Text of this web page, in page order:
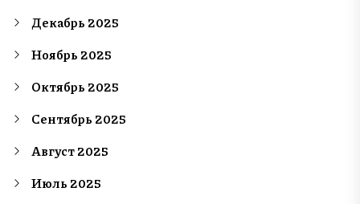
Декабрь 2025
Ноябрь 2025
Октябрь 2025
Сентябрь 2025
Август 2025
Июль 2025